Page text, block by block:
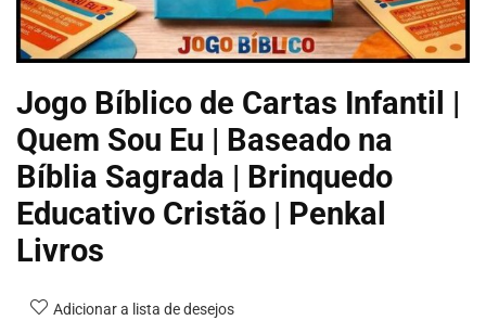
Jogo Bíblico de Cartas Infantil |
Quem Sou Eu | Baseado na
Bíblia Sagrada | Brinquedo
Educativo Cristão | Penkal
Livros
Adicionar a lista de desejos